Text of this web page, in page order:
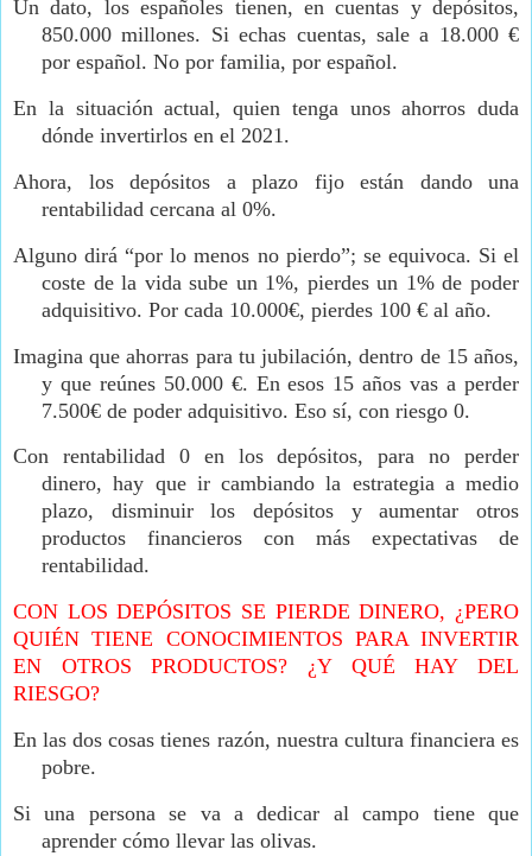
Un dato, los españoles tienen, en cuentas y depósitos,
850.000 millones. Si echas cuentas, sale a 18.000 €
por español. No por familia, por español.
En la situación actual, quien tenga unos ahorros duda
dónde invertirlos en el 2021.
Ahora, los depósitos a plazo fijo están dando una
rentabilidad cercana al 0%.
Alguno dirá “por lo menos no pierdo”; se equivoca. Si el
coste de la vida sube un 1%, pierdes un 1% de poder
adquisitivo. Por cada 10.000€, pierdes 100 € al año.
Imagina que ahorras para tu jubilación, dentro de 15 años,
y que reúnes 50.000 €. En esos 15 años vas a perder
7.500€ de poder adquisitivo. Eso sí, con riesgo 0.
Con rentabilidad 0 en los depósitos, para no perder
dinero, hay que ir cambiando la estrategia a medio
plazo, disminuir los depósitos y aumentar otros
productos financieros con más expectativas de
rentabilidad.
CON LOS DEPÓSITOS SE PIERDE DINERO, ¿PERO
QUIÉN TIENE CONOCIMIENTOS PARA INVERTIR
EN OTROS PRODUCTOS? ¿Y QUÉ HAY DEL
RIESGO?
En las dos cosas tienes razón, nuestra cultura financiera es
pobre.
Si una persona se va a dedicar al campo tiene que
aprender cómo llevar las olivas.